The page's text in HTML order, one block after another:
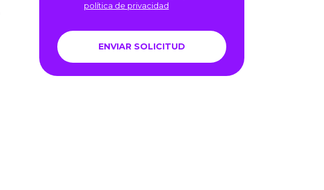
política de privacidad